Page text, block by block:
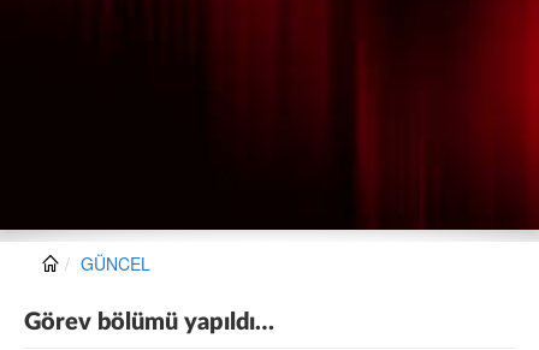
GÜNCEL
Görev bölümü yapıldı…